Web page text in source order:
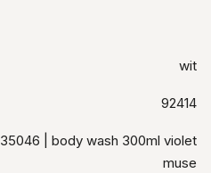
wit
92414
35046 | body wash 300ml violet
muse